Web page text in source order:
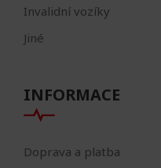
Invalidní vozíky
Jiné
INFORMACE
Doprava a platba